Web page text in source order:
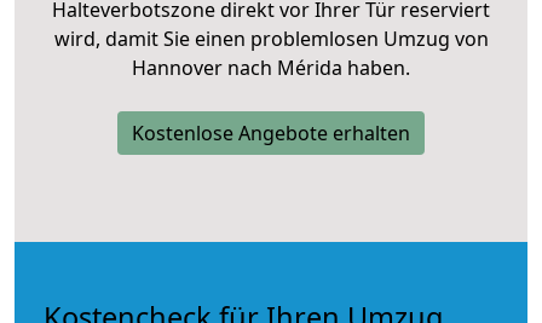
Halteverbotszone direkt vor Ihrer Tür reserviert
wird, damit Sie einen problemlosen Umzug von
Hannover nach Mérida haben.
Kostenlose Angebote erhalten